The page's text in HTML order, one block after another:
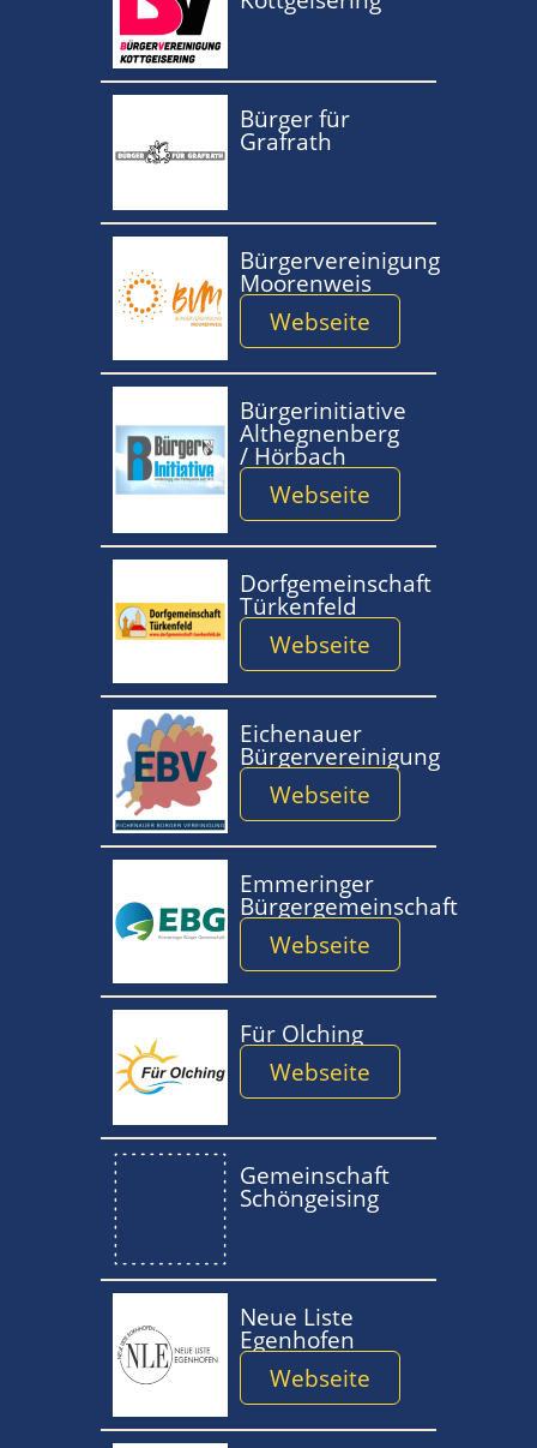
Bürger für
Grafrath
Bürgervereinigung
Moorenweis
Webseite
Bürgerinitiative
Althegnenberg
/ Hörbach
Webseite
Dorfgemeinschaft
Türkenfeld
Webseite
Eichenauer
Bürgervereinigung
Webseite
Emmeringer
Bürgergemeinschaft
Webseite
Für Olching
Webseite
Gemeinschaft
Schöngeising
Neue Liste
Egenhofen
Webseite